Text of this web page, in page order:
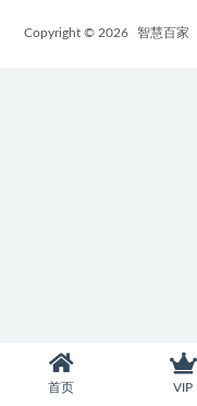
Copyright © 2026 智慧百家
首页 VIP